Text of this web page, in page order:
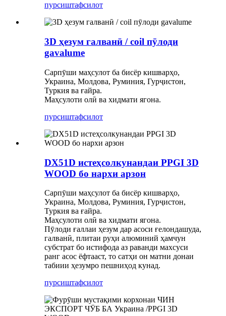
пурсиштафсилот
3D ҳезум галванӣ / coil пӯлоди
gavalume
Сарпӯши маҳсулот ба бисёр кишварҳо,
Украина, Молдова, Руминия, Гурҷистон,
Туркия ва ғайра.
Маҳсулоти олӣ ва хидмати ягона.
пурсиштафсилот
DX51D истеҳсолкунандаи PPGI 3D
WOOD бо нархи арзон
Сарпӯши маҳсулот ба бисёр кишварҳо,
Украина, Молдова, Руминия, Гурҷистон,
Туркия ва ғайра.
Маҳсулоти олӣ ва хидмати ягона.
Пӯлоди ғаллаи ҳезум дар асоси ғелондашуда,
галванӣ, плитаи руҳи алюминий ҳамчун
субстрат бо истифода аз раванди махсуси
ранг асос ёфтааст, то сатҳи он матни донаи
табиии ҳезумро пешниҳод кунад.
пурсиштафсилот